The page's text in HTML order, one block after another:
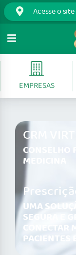
EMPRESAS
CRM
CONSELHO
MEDICINA
UMA
SEGURA E
CONECTAR
PACIENTES